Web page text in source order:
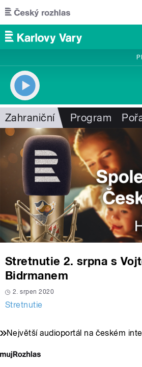
Přejít k hlavnímu obsahu
Zahraniční Program
Stretnutie 2. srpna s
Bidrmanem
2. srpen 2020
Stretnutie
Největší audioportál na českém